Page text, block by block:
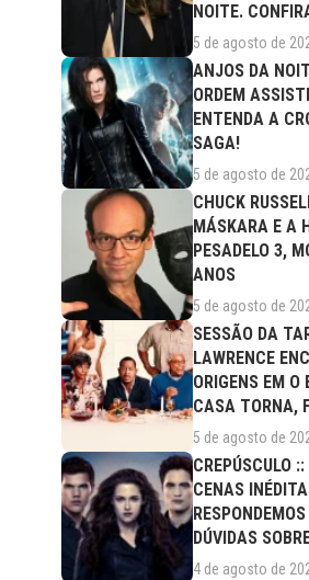
NOITE.
COMPLETA
5 de agosto de
ANJOS DA
ORDEM
ENTENDA A
SAGA!
5 de agosto de
CHUCK
MÁSKARA E A
PESADELO 3,
ANOS
5 de agosto de
SESSÃO DA
LAWRENCE
ORIGENS EM O
CASA TORNA,
QUARTA (05/
5 de agosto de
CREPÚSCULO
CENAS
DÚVIDAS
SAGA AOS
4 de agosto de